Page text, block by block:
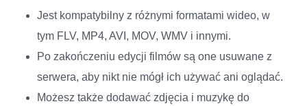
Jest kompatybilny z różnymi formatami wideo, w
tym FLV, MP4, AVI, MOV, WMV i innymi.
Po zakończeniu edycji filmów są one usuwane z
serwera, aby nikt nie mógł ich używać ani oglądać.
Możesz także dodawać zdjęcia i muzykę do